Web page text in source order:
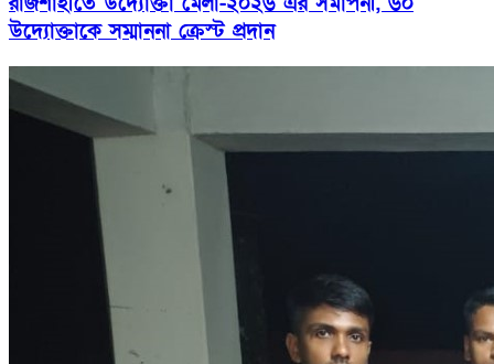
উদ্যোক্তাকে সম্মাননা ক্রেস্ট প্রদান